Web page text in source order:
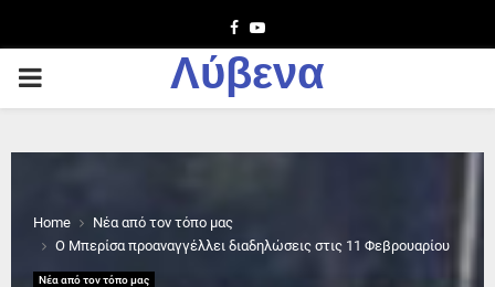
Facebook
Youtube
PRIMARY
Λύβενα
Home
Νέα από τον τόπο μας
Ο Μπερίσα προαναγγέλλει διαδηλώσεις στις 11 Φεβρουαρίου
Νέα από τον τόπο μας